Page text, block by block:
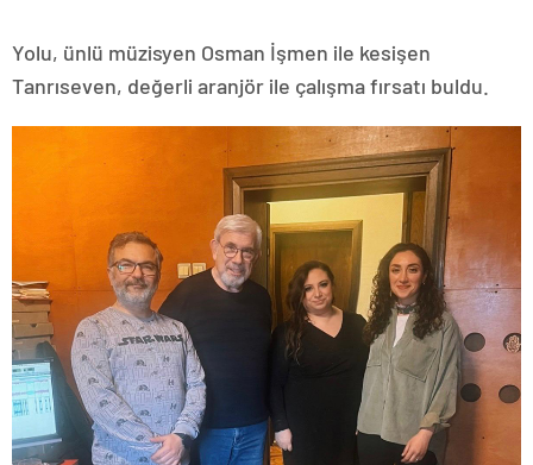
Yolu, ünlü müzisyen Osman İşmen ile kesişen
Tanrıseven, değerli aranjör ile çalışma fırsatı buldu.